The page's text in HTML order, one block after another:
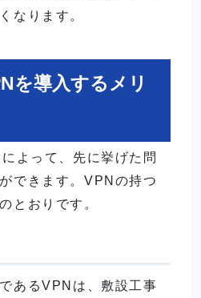
なります。
を導入するメリ
よって、先に挙げた問
できます。VPNの持つ
とおりです。
あるVPNは、敷設工事